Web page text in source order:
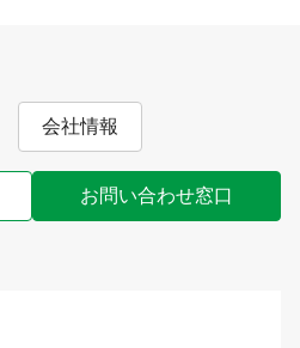
会社情報
お問い合わせ窓口